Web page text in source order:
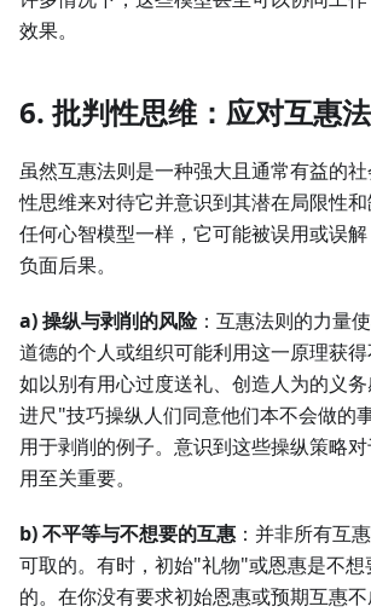
效果。
6. 批判性思维：应对互惠
虽然互惠法则是一种强大且通常有益的
性思维来对待它并意识到其潜在局限性
任何心智模型一样，它可能被误用或误
负面后果。
a) 操纵与剥削的风险：互惠法则的力量
道德的个人或组织可能利用这一原理获
如以别有用心过度送礼、创造人为的义
进尺"技巧操纵人们同意他们本不会做的
用于剥削的例子。意识到这些操纵策略
用至关重要。
b) 不平等与不想要的互惠 ：并非所有互
可取的。有时，初始"礼物"或恩惠是不
的。在你没有要求初始恩惠或预期互惠